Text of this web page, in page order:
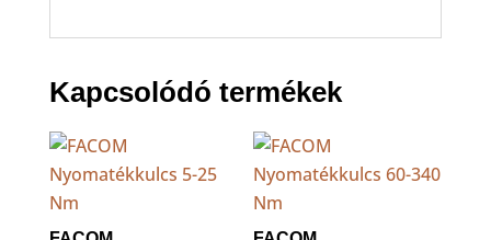
Kapcsolódó termékek